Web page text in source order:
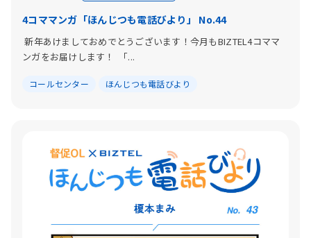
4コママンガ「ほんじつも電話びより」 No.44
新年あけましておめでとうございます！今月もBIZTEL4コママ
ンガをお届けします！ 「...
コールセンター ほんじつも電話びより